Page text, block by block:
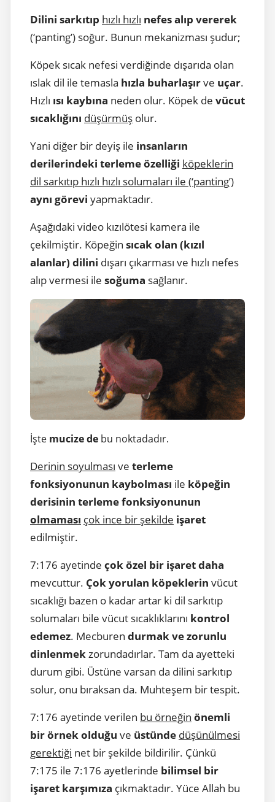
Dilini sarkıtıp hızlı hızlı nefes alıp vererek
(‘panting’) soğur. Bunun mekanizması şudur;
Köpek sıcak nefesi verdiğinde dışarıda olan
ıslak dil ile temasla hızla buharlaşırve uçar.
Hızlı ısı kaybına neden olur. Köpek de vücut
sıcaklığını düşürmüş olur.
Yani diğer bir deyiş ile insanların
derilerindeki terleme özelliği köpeklerin
dil sarkıtıp hızlı hızlı solumaları ile (‘panting’)
aynı görevi yapmaktadır.
Aşağıdaki video kızılötesi kamera ile
çekilmiştir. Köpeğin sıcak olan (kızıl
alanlar) dilini dışarı çıkarması ve hızlı nefes
alıp vermesi ile soğuma sağlanır.
İşte mucize de bu noktadadır.
Derinin soyulması ve terleme
fonksiyonunun kaybolması ile köpeğin
derisinin terleme fonksiyonunun
olmaması çok ince bir şekilde işaret
edilmiştir.
7:176 ayetinde çok özel bir işaret daha
mevcuttur. Çok yorulan köpeklerin vücut
sıcaklığı bazen o kadar artar ki dil sarkıtıp
solumaları bile vücut sıcaklıklarını kontrol
edemez. Mecburen durmak ve zorunlu
dinlenmekzorundadırlar. Tam da ayetteki
durum gibi. Üstüne varsan da dilini sarkıtıp
solur, onu bıraksan da. Muhteşem bir tespit.
7:176 ayetinde verilen bu örneğin önemli
bir örnek olduğu ve üstünde düşünülmesi
gerektiği net bir şekilde bildirilir. Çünkü
7:175 ile 7:176 ayetlerinde bilimsel bir
işaret karşımıza çıkmaktadır. Yüce Allah bu